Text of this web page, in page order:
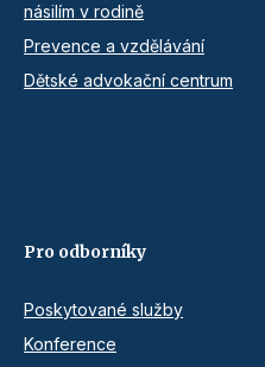
násilím v rodině
Prevence a vzdělávání
Dětské advokační centrum
Pro odborníky
Poskytované služby
Konference